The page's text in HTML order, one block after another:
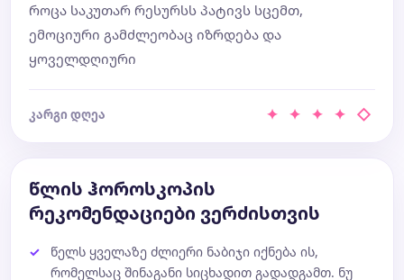
როცა საკუთარ რესურსს პატივს სცემთ,
ემოციური გამძლეობაც იზრდება და
ყოველდღიური
კარგი დღეა ✦ ✦ ✦ ✦ ◇
წლის ჰოროსკოპის
რეკომენდაციები ვერძისთვის
წელს ყველაზე ძლიერი ნაბიჯი იქნება ის,
რომელსაც შინაგანი სიცხადით გადადგამთ. ნუ